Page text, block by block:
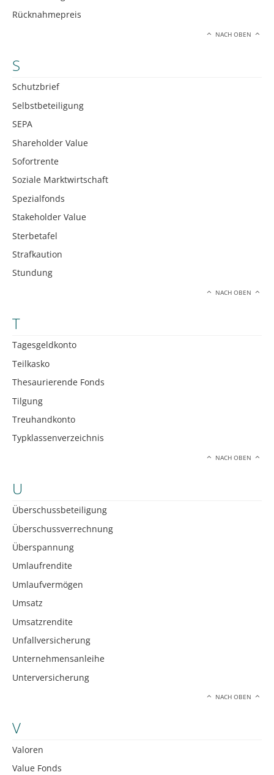
Rücknahmepreis
NACH OBEN
S
Schutzbrief
Selbstbeteiligung
SEPA
Shareholder Value
Sofortrente
Soziale Marktwirtschaft
Spezialfonds
Stakeholder Value
Sterbetafel
Strafkaution
Stundung
NACH OBEN
T
Tagesgeldkonto
Teilkasko
Thesaurierende Fonds
Tilgung
Treuhandkonto
Typklassenverzeichnis
NACH OBEN
U
Überschussbeteiligung
Überschussverrechnung
Überspannung
Umlaufrendite
Umlaufvermögen
Umsatz
Umsatzrendite
Unfallversicherung
Unternehmensanleihe
Unterversicherung
NACH OBEN
V
Valoren
Value Fonds